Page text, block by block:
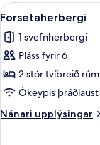
1
Skoða
allar
myndir
fyrir
Forsetaherbergi
2
Forsetaherbergi
1 svefnherbergi
Pláss fyrir 6
2 stór tvíbreið rúm
Ókeypis
Nánari upplýsingar
Nánari